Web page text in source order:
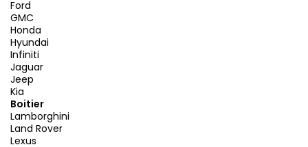
Ford
GMC
Honda
Hyundai
Infiniti
Jaguar
Jeep
Kia
Boitier
Lamborghini
Land Rover
Lexus